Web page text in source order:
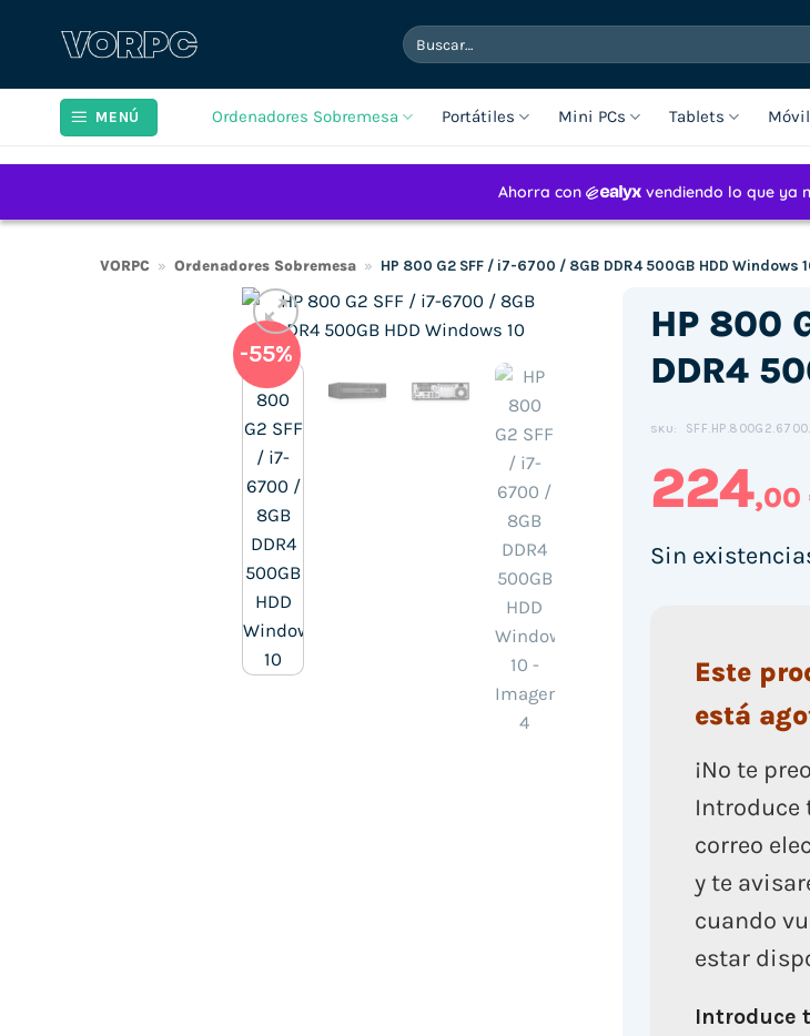
Buscar
por:
MENÚ Ordenadores Sobremesa Portátiles Mini PCs Tablets
VORPC » Ordenadores Sobremesa » HP 800 G2 SFF / i7-6700 / 8GB DDR4 500GB HDD Windows
-55%
HP 800
DDR4
SKU:
224,00
Sin
Este
está
¡No te
Introduce
correo
y te
cuando
estar
Introduce